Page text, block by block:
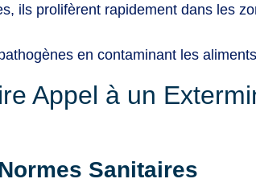
ils prolifèrent rapidement dans les
en contaminant les
Appel à un
Sanitaires